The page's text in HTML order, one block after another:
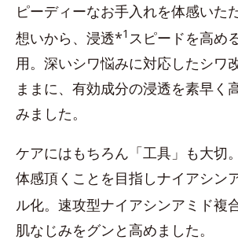
ピーディーなお手入れを体感いた
想いから、浸透*1 スピードを高め
用。深いシワ悩みに対応したシワ
ままに、有効成分の浸透を素早く
みました。
ケアにはもちろん「工具」も大切
体感頂くことを目指しナイアシン
ル化。速攻型ナイアシンアミド複
肌なじみをグンと高めました。